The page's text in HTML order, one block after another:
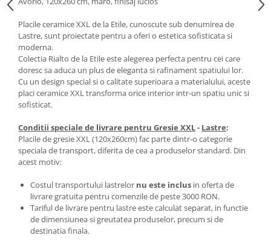
Placile ceramice XXL de la Etile, cunoscute sub denumirea de
Lastre, sunt proiectate pentru a oferi o estetica sofisticata si
moderna.
Colectia Rialto de la Etile este alegerea perfecta pentru cei care
doresc sa aduca un plus de eleganta si rafinament spatiului lor.
Cu un design special si o calitate superioara a materialului, aceste
placi ceramice XXL transforma orice interior intr-un spatiu unic si
sofisticat.
Conditii speciale de livrare pentru Gresie XXL- Lastre:
Placile de gresie XXL (120x260cm) fac parte dintr-o categorie
speciala de transport, diferita de cea a produselor standard. Din
acest motiv:
Costul transportului lastrelor nu este inclus in oferta de
livrare gratuita pentru comenzile de peste 3000 RON.
Tariful de livrare pentru lastre este calculat separat, in functie
de dimensiunea si greutatea produselor, precum si de
destinatia finala.